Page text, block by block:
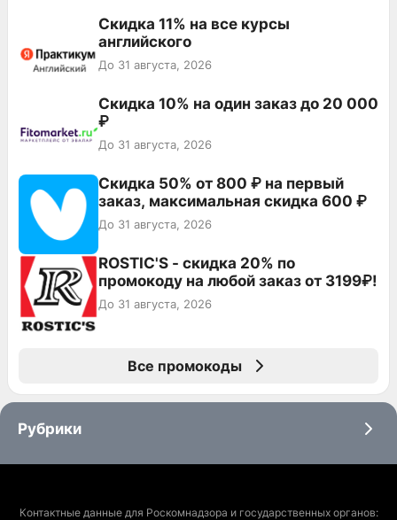
Скидка 11% на все курсы
английского
До 31 августа, 2026
Скидка 10% на один заказ до 20 000
₽
До 31 августа, 2026
Скидка 50% от 800 ₽ на первый
заказ, максимальная скидка 600 ₽
До 31 августа, 2026
ROSTIC'S - скидка 20% по
промокоду на любой заказ от 3199₽!
До 31 августа, 2026
Все промокоды
Рубрики
Контактные данные для Роскомнадзора и государственных органов: